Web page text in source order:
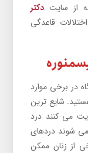
از سایت دکتر
قاعدگی
در برخی موارد
شایع ترین
می کنند درد
شوند دردهای
از زنان ممکن